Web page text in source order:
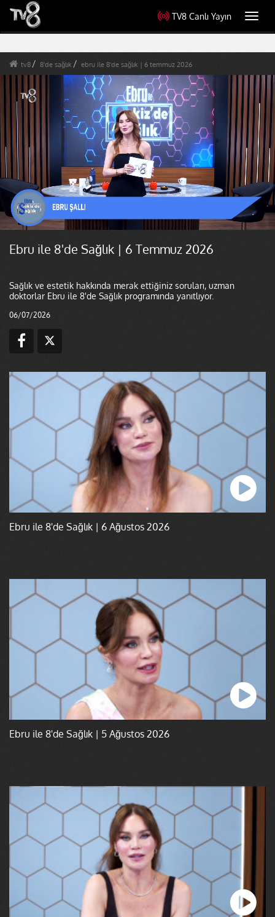
TV8 Canlı Yayın
tv8 8'de sağlık ebru ile 8'de sağlık | 6 temmuz 2026
Ebru ile 8'de Sağlık | 6 Temmuz 2026
Sağlık ve estetik hakkında merak ettiğiniz soruları, uzman
doktorlar Ebru ile 8'de Sağlık programında yanıtlıyor.
06/07/2026
Ebru ile 8'de Sağlık | 6 Ağustos 2026
Ebru ile 8'de Sağlık | 5 Ağustos 2026